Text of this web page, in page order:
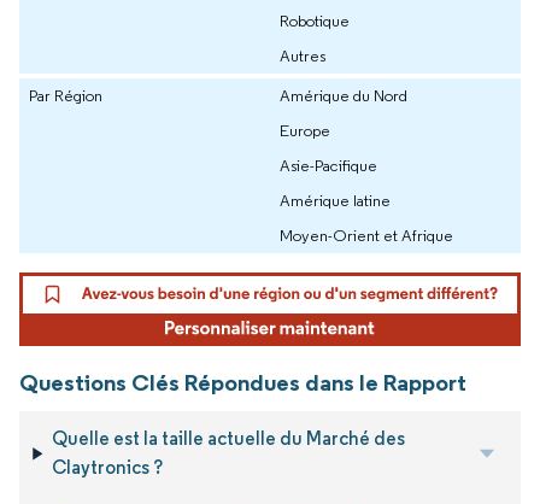
Robotique
Autres
Par Région
Amérique du Nord
Europe
Asie-Pacifique
Amérique latine
Moyen-Orient et Afrique
Questions Clés Répondues dans le Rapport
Quelle est la taille actuelle du Marché des
Claytronics ?